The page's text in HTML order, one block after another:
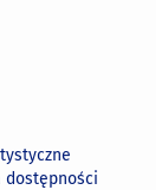
dostępności